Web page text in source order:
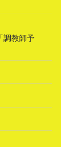
調教師予